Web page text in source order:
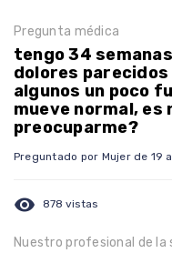
Pregunta médica
tengo 34
dolores
algunos un poco
mueve normal, es
preocuparme?
Preguntado por Mujer de 19
visibility 878 vistas
Nuestro profesional de la